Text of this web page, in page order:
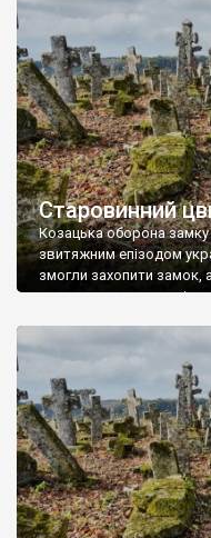
Старовинний
Козацька оборона замку
звитяжним епізодом
змогли захопити замок,
поховали на цвинтарі,
ньому чимало хрестів 19